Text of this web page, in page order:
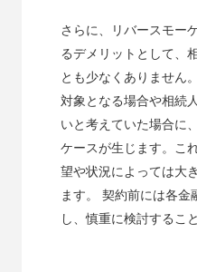
さらに、リバースモー
るデメリットとして、
とも少なくありません
対象となる場合や相続
いと考えていた場合に
ケースが生じます。こ
望や状況によっては大
ます。 契約前には各金
し、慎重に検討するこ